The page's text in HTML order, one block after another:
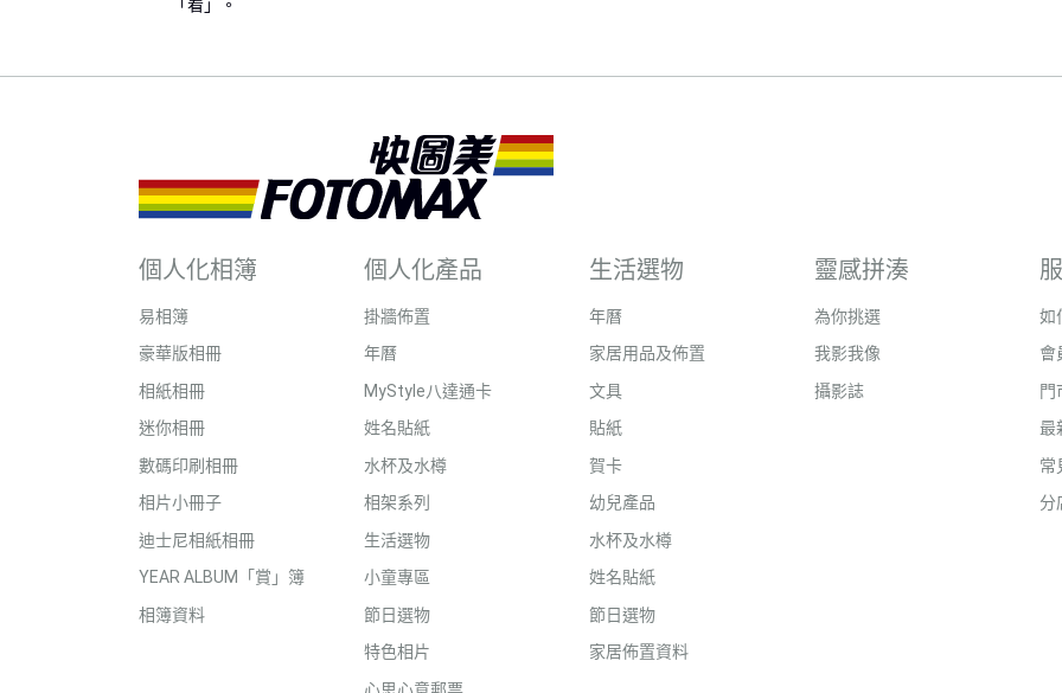
「看」。
個人化相簿
易相簿
豪華版相冊
相紙相冊
迷你相冊
數碼印刷相冊
相片小冊子
迪士尼相紙相冊
YEAR ALBUM「賞」簿
相簿資料
個人化產品
掛牆佈置
年曆
MyStyle八達通卡
姓名貼紙
水杯及水樽
相架系列
生活選物
小童專區
節日選物
特色相片
生活選物
年曆
家居用品及佈置
文具
貼紙
賀卡
幼兒產品
水杯及水樽
姓名貼紙
節日選物
家居佈置資料
靈感拼湊
為你挑選
我影我像
攝影誌
如
會
門
最
常
分